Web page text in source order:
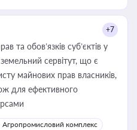
+7
та обов’язків суб’єктів у
сервітут, що є
майнових прав власників,
для ефективного
Агропромисловий комплекс